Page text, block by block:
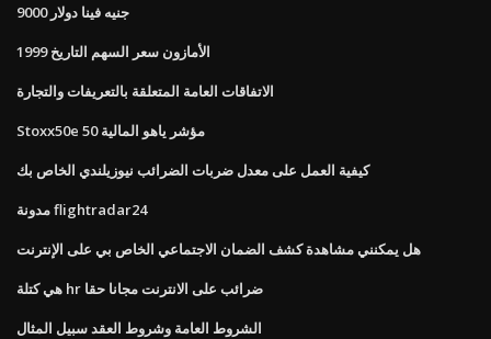
9000 جنيه فينا دولار
الأمازون سعر السهم التاريخ 1999
الاتفاقات العامة المتعلقة بالتعريفات والتجارة
Stoxx50e 50 مؤشر ياهو المالية
كيفية العمل على معدل ضربات الضرائب نيوزيلندي الخاص بك
مدونة flightradar24
هل يمكنني مشاهدة كشف الضمان الاجتماعي الخاص بي على الإنترنت
هي كتلة hr ضرائب على الانترنت مجانا حقا
الشروط العامة وشروط العقد سبيل المثال